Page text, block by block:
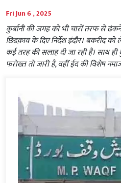
Fri Jun 6 , 2025
कुर्बानी की जगह को भी चारों तरफ से
छिडक़ाव के दिए निर्देश इंदौर। बकरीद
कई तरह की सलाह दी जा रही है। साथ ही
फरोख्त तो जारी है, वहीं ईद की विशेष